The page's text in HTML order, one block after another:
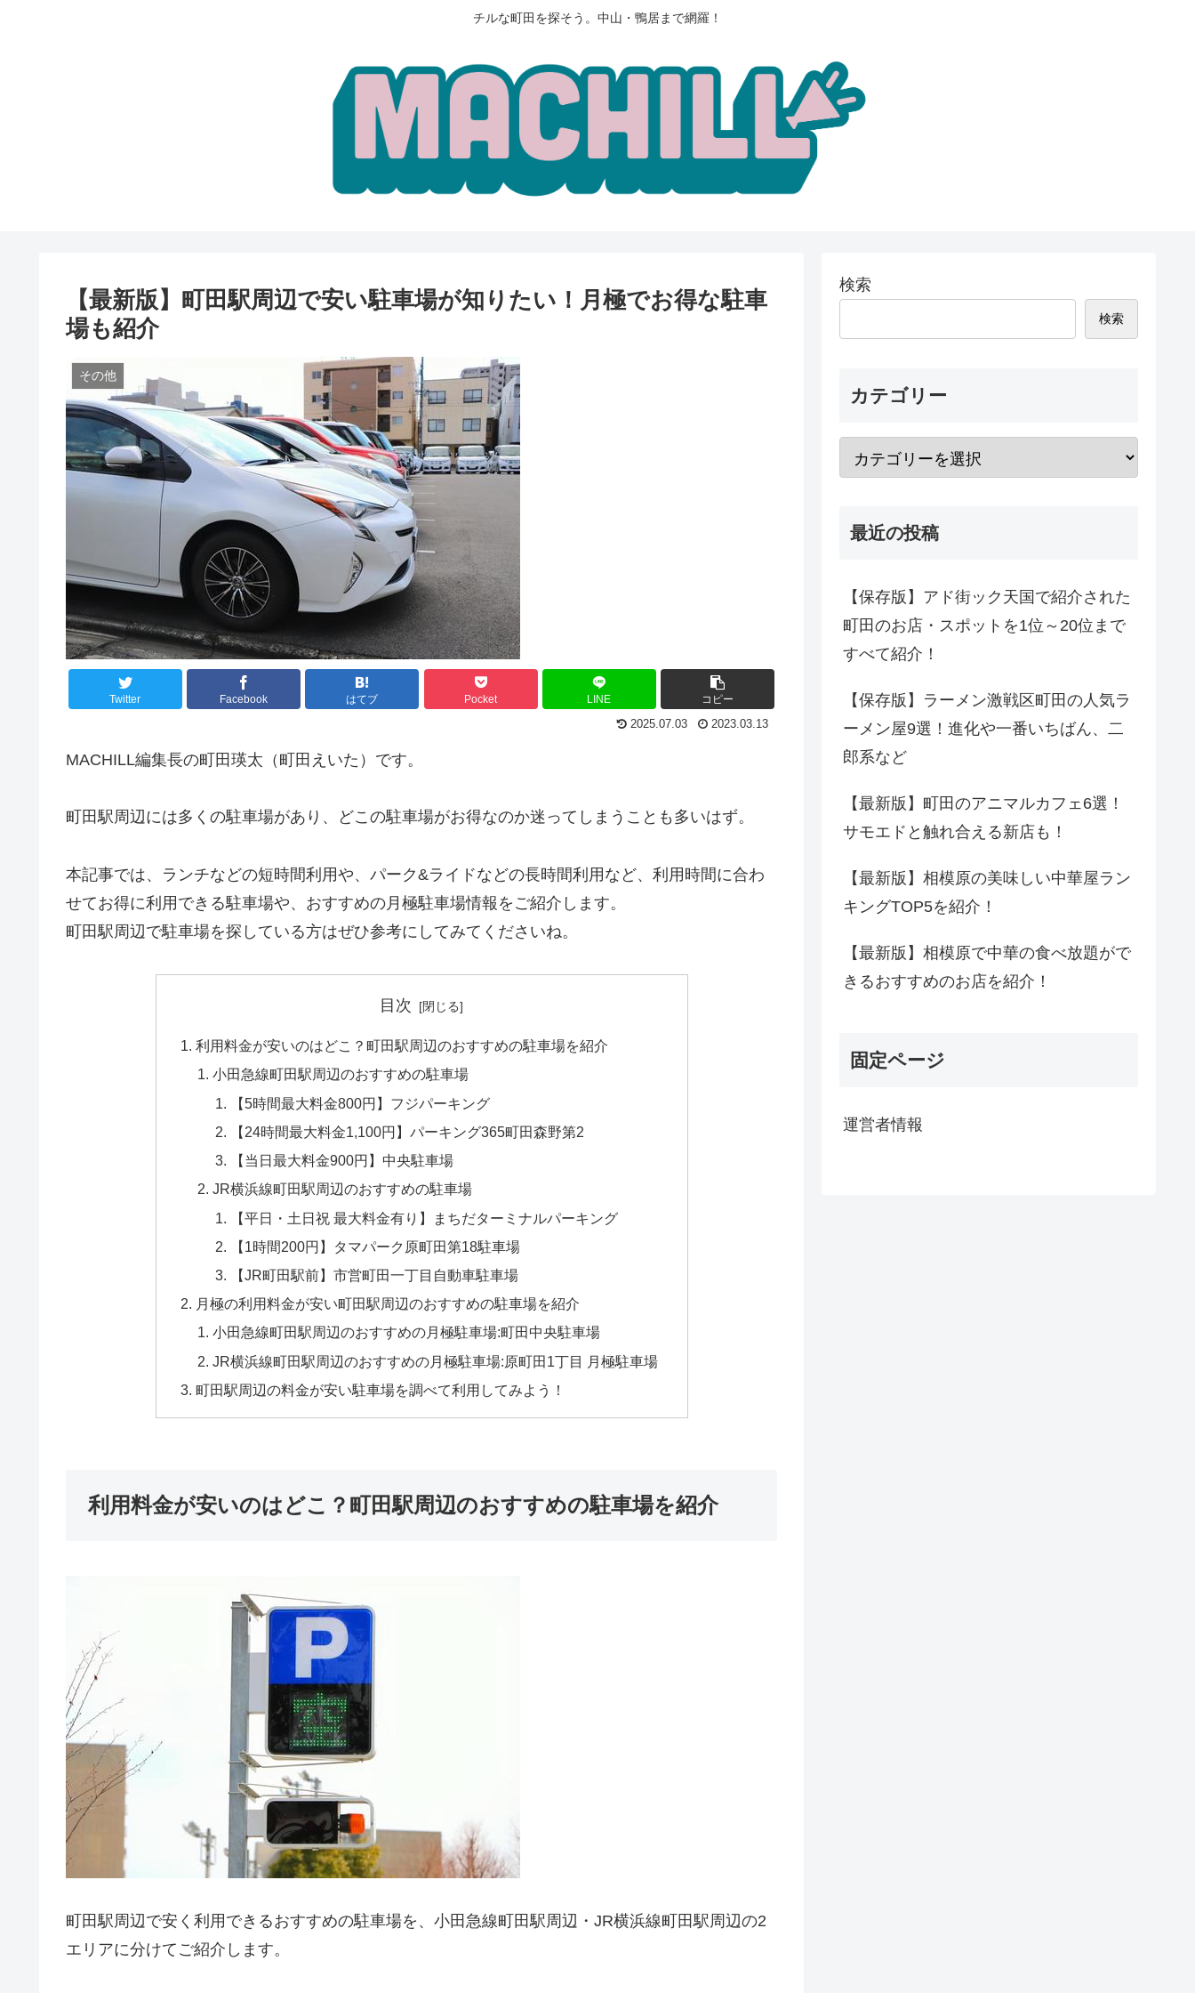
チルな町田を探そう。中山・鴨居まで網羅！
【最新版】町田駅周辺で安い駐車場が知りたい！月極でお得な駐車
場も紹介
その他
Twitter Facebook はてブ Pocket LINE コピー
2025.07.03 2023.03.13
MACHILL編集長の町田瑛太（町田えいた）です。
町田駅周辺には多くの駐車場があり、どこの駐車場がお得なのか迷ってしまうことも多いはず。
本記事では、ランチなどの短時間利用や、パーク&ライドなどの長時間利用など、利用時間に合わ
せてお得に利用できる駐車場や、おすすめの月極駐車場情報をご紹介します。
町田駅周辺で駐車場を探している方はぜひ参考にしてみてくださいね。
目次
利用料金が安いのはどこ？町田駅周辺のおすすめの駐車場を紹介
小田急線町田駅周辺のおすすめの駐車場
【5時間最大料金800円】フジパーキング
【24時間最大料金1,100円】パーキング365町田森野第2
【当日最大料金900円】中央駐車場
JR横浜線町田駅周辺のおすすめの駐車場
【平日・土日祝 最大料金有り】まちだターミナルパーキング
【1時間200円】タマパーク原町田第18駐車場
【JR町田駅前】市営町田一丁目自動車駐車場
月極の利用料金が安い町田駅周辺のおすすめの駐車場を紹介
小田急線町田駅周辺のおすすめの月極駐車場:町田中央駐車場
JR横浜線町田駅周辺のおすすめの月極駐車場:原町田1丁目 月極駐車場
町田駅周辺の料金が安い駐車場を調べて利用してみよう！
利用料金が安いのはどこ？町田駅周辺のおすすめの駐車場を紹介
町田駅周辺で安く利用できるおすすめの駐車場を、小田急線町田駅周辺・JR横浜線町田駅周辺の2
エリアに分けてご紹介します。
検索
検索
カテゴリー
最近の投稿
【保存版】アド街ック天国で紹介された
町田のお店・スポットを1位～20位まで
すべて紹介！
【保存版】ラーメン激戦区町田の人気ラ
ーメン屋9選！進化や一番いちばん、二
郎系など
【最新版】町田のアニマルカフェ6選！
サモエドと触れ合える新店も！
【最新版】相模原の美味しい中華屋ラン
キングTOP5を紹介！
【最新版】相模原で中華の食べ放題がで
きるおすすめのお店を紹介！
固定ページ
運営者情報